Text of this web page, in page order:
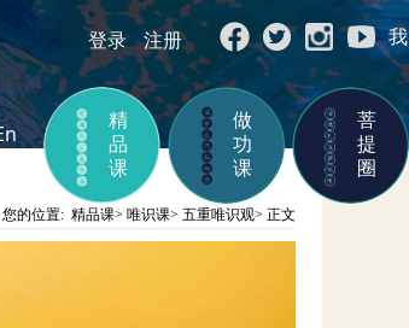
精
品
课
做
功
课
菩
提
圈
登录 注册
您的位置: 精品课> 唯识课> 五重唯识观> 正文